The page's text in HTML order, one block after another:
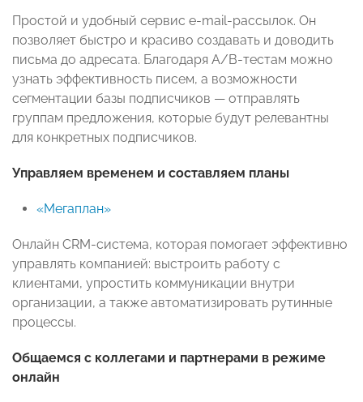
Простой и удобный сервис e-mail-рассылок. Он
позволяет быстро и красиво создавать и доводить
письма до адресата. Благодаря А/B-тестам можно
узнать эффективность писем, а возможности
сегментации базы подписчиков — отправлять
группам предложения, которые будут релевантны
для конкретных подписчиков.
Управляем временем и составляем планы
«Мегаплан»
Онлайн CRM-система, которая помогает эффективно
управлять компанией: выстроить работу с
клиентами, упростить коммуникации внутри
организации, а также автоматизировать рутинные
процессы.
Общаемся с коллегами и партнерами в режиме
онлайн